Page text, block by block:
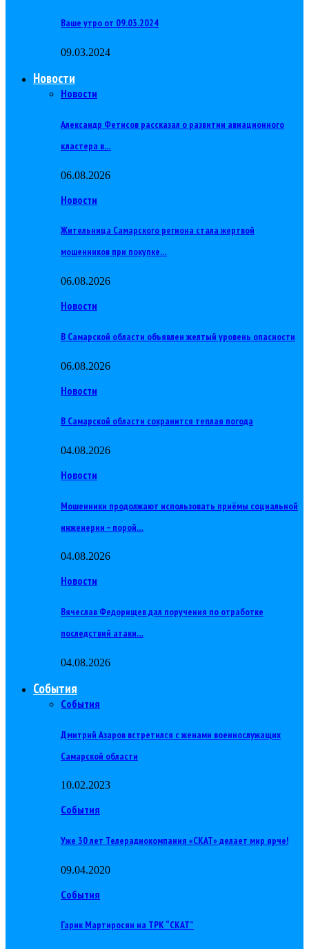
Ваше утро от 09.03.2024
09.03.2024
Новости
Новости
Александр Фетисов рассказал о развитии авиационного
кластера в…
06.08.2026
Новости
Жительница Самарского региона стала жертвой
мошенников при покупке…
06.08.2026
Новости
В Самарской области объявлен желтый уровень опасности
06.08.2026
Новости
В Самарской области сохранится теплая погода
04.08.2026
Новости
Мошенники продолжают использовать приёмы социальной
инженерии – порой…
04.08.2026
Новости
Вячеслав Федорищев дал поручения по отработке
последствий атаки…
04.08.2026
События
События
Дмитрий Азаров встретился с женами военнослужащих
Самарской области
10.02.2023
События
Уже 30 лет Телерадиокомпания «СКАТ» делает мир ярче!
09.04.2020
События
Гарик Мартиросян на ТРК “СКАТ”